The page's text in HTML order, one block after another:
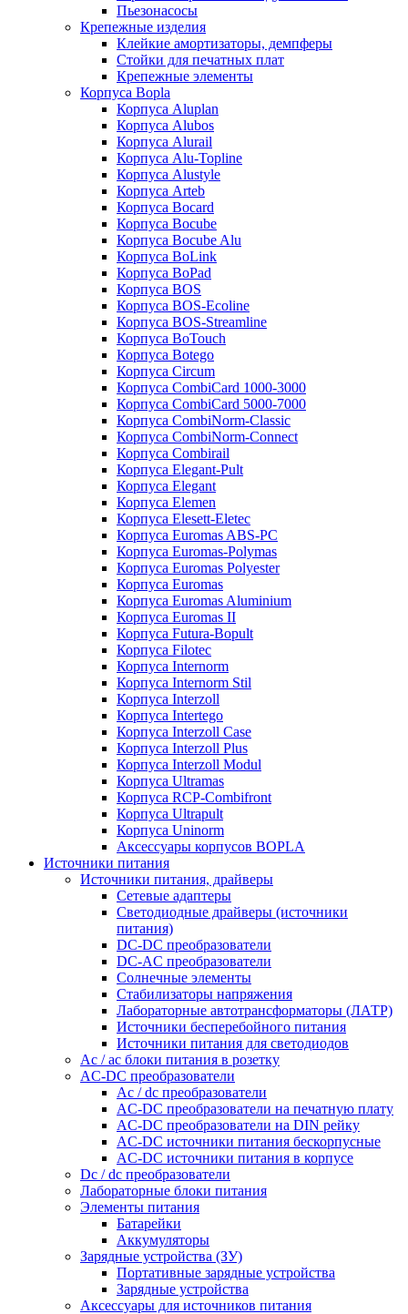
Пьезонасосы
Крепежные изделия
Клейкие амортизаторы, демпферы
Стойки для печатных плат
Крепежные элементы
Корпуса Bopla
Корпуса Aluplan
Корпуса Alubos
Корпуса Alurail
Корпуса Alu-Topline
Корпуса Alustyle
Корпуса Arteb
Корпуса Bocard
Корпуса Bocube
Корпуса Bocube Alu
Корпуса BoLink
Корпуса BoPad
Корпуса BOS
Корпуса BOS-Ecoline
Корпуса BOS-Streamline
Корпуса BoTouch
Корпуса Botego
Корпуса Circum
Корпуса CombiCard 1000-3000
Корпуса CombiCard 5000-7000
Корпуса CombiNorm-Classic
Корпуса CombiNorm-Connect
Корпуса Combirail
Корпуса Elegant-Pult
Корпуса Elegant
Корпуса Elemen
Корпуса Elesett-Eletec
Корпуса Euromas ABS-PC
Корпуса Euromas-Polymas
Корпуса Euromas Polyester
Корпуса Euromas
Корпуса Euromas Aluminium
Корпуса Euromas II
Корпуса Futura-Bopult
Корпуса Filotec
Корпуса Internorm
Корпуса Internorm Stil
Корпуса Interzoll
Корпуса Intertego
Корпуса Interzoll Case
Корпуса Interzoll Plus
Корпуса Interzoll Modul
Корпуса Ultramas
Корпуса RCP-Combifront
Корпуса Ultrapult
Корпуса Uninorm
Аксессуары корпусов BOPLA
Источники питания
Источники питания, драйверы
Сетевые адаптеры
Светодиодные драйверы (источники
питания)
DC-DC преобразователи
DC-AC преобразователи
Солнечные элементы
Стабилизаторы напряжения
Лабораторные автотрансформаторы (ЛАТР)
Источники бесперебойного питания
Источники питания для светодиодов
Ac / ac блоки питания в розетку
AC-DC преобразователи
Ac / dc преобразователи
AC-DC преобразователи на печатную плату
AC-DC преобразователи на DIN рейку
AC-DC источники питания бескорпусные
AC-DC источники питания в корпусе
Dc / dc преобразователи
Лабораторные блоки питания
Элементы питания
Батарейки
Аккумуляторы
Зарядные устройства (ЗУ)
Портативные зарядные устройства
Зарядные устройства
Аксессуары для источников питания